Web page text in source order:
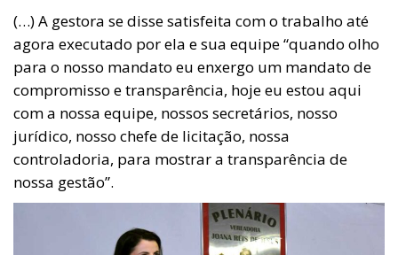
(…) A gestora se disse satisfeita com o trabalho até
agora executado por ela e sua equipe “quando olho
para o nosso mandato eu enxergo um mandato de
compromisso e transparência, hoje eu estou aqui
com a nossa equipe, nossos secretários, nosso
jurídico, nosso chefe de licitação, nossa
controladoria, para mostrar a transparência de
nossa gestão”.